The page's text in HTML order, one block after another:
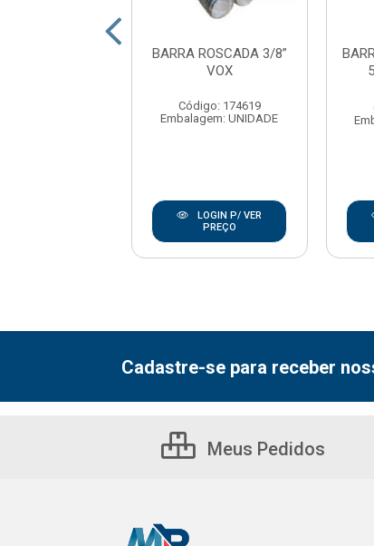
BARRA ROSCADA 3/8”
VOX
Código: 174619
Embalagem: UNIDADE
LOGIN P/ VER
PREÇO
Cadastre-se para receber
Meus Pedidos